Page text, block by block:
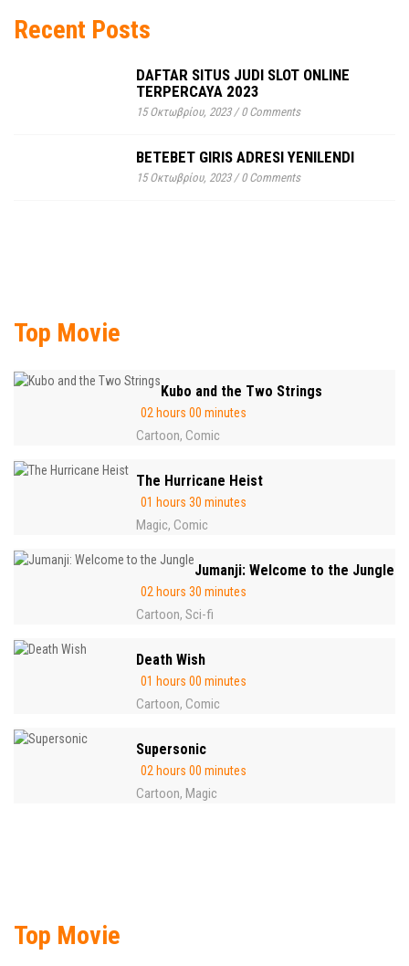
Recent Posts
DAFTAR SITUS JUDI SLOT ONLINE
TERPERCAYA 2023
15 Οκτωβρίου, 2023/0 Comments
BETEBET GIRIS ADRESI YENILENDI
15 Οκτωβρίου, 2023/0 Comments
Top Movie
Kubo and the Two Strings
02 hours 00 minutes
Cartoon, Comic
The Hurricane Heist
01 hours 30 minutes
Magic, Comic
Jumanji: Welcome to the Jungle
02 hours 30 minutes
Cartoon, Sci-fi
Death Wish
01 hours 00 minutes
Cartoon, Comic
Supersonic
02 hours 00 minutes
Cartoon, Magic
Top Movie